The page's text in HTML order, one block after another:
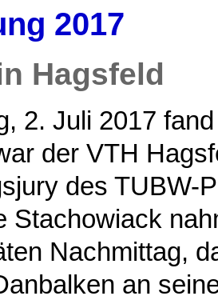
2017
Hagsfeld
2. Juli 2017
der VTH
des TUBW-
Stachowiack
Nachmittag,
an